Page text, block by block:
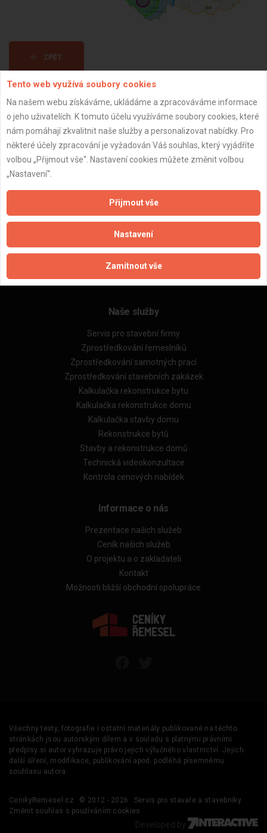
ZPĚT
Aktualizováno z portálu ARES dne 04.12.2025 05:30:02
Zpracování a ochrana osobních údajů
Zásady pro používání souborů cookie
Obchodní podmínky (zprostředkování)
Obchodní podmínky (rozpočtování)
Reference
Naše excelové tabulky online
Naše služby
Servis pro stavební firmy
Zprostředkování řemeslníků
Zprostředkování samotných prací
Zprostředkování stavebních zakázek
Kalkulačka rekonstrukce bytu
Kalkulačka rekonstrukce domu
Kalkulačka stavby domu
Rekonstrukce bytů
Stavby a rekonstrukce domů
Technická videokonzultace
Kontrola cenových nabídek
Informace o nás
Prezentace našich služeb
Ceník našich služeb
O projektu a o zakladateli
Kontakt
Možnosti bližší obchodní spolupráce
Všechny texty, fotografie i ostatní materiály publikované na těchto
stránkách jsou autorským dílem a v souladu s platnými právními
předpisy si autor vyhrazuje právo jejich výlučného vlastnictví. Jejich
další šíření, modifikace, publikování apod. podléhá písemnému
souhlasu autora.
CenikyRemesel.cz © 2012 - 2026
Servis pro stavaře a stavebníky
Změnit souhlas s používáním cookies
Developed by
Tento web využívá soubory cookies
Na našem webu získáváme, ukládáme a zpracováváme informace
o jeho uživatelích. K tomuto účelu využíváme soubory cookies, které
nám pomáhají zkvalitnit naše služby a personalizovat nabídky. Pro
některé účely zpracování je vyžadován Váš souhlas, který vyjádříte
volbou „Přijmout vše“. Nastavení cookies můžete změnit volbou
„Nastavení“.
Přijmout vše
Nastavení
Zamítnout vše